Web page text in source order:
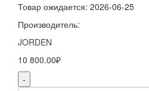
Товар ожидается: 2026-06-25
Производитель:
JORDEN
10 800.00₽
-